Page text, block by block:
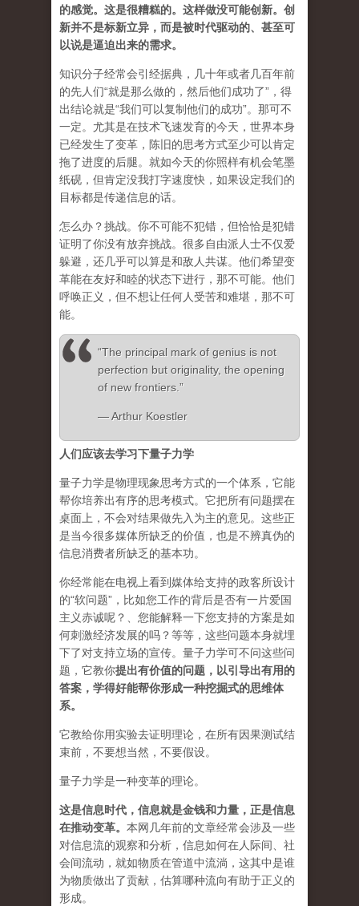
的感觉。这是很糟糕的。这样做没可能创新。创
新并不是标新立异，而是被时代驱动的、甚至可
以说是逼迫出来的需求。
知识分子经常会引经据典，几十年或者几百年前
的先人们“就是那么做的，然后他们成功了”，得
出结论就是“我们可以复制他们的成功”。那可不
一定。尤其是在技术飞速发育的今天，世界本身
已经发生了变革，陈旧的思考方式至少可以肯定
拖了进度的后腿。就如今天的你照样有机会笔墨
纸砚，但肯定没我打字速度快，如果设定我们的
目标都是传递信息的话。
怎么办？挑战。你不可能不犯错，但恰恰是犯错
证明了你没有放弃挑战。很多自由派人士不仅爱
躲避，还几乎可以算是和敌人共谋。他们希望变
革能在友好和睦的状态下进行，那不可能。他们
呼唤正义，但不想让任何人受苦和难堪，那不可
能。
“The principal mark of genius is not
perfection but originality, the opening
of new frontiers.”
― Arthur Koestler
人们应该去学习下量子力学
量子力学是物理现象思考方式的一个体系，它能
帮你培养出有序的思考模式。它把所有问题摆在
桌面上，不会对结果做先入为主的意见。这些正
是当今很多媒体所缺乏的价值，也是不辨真伪的
信息消费者所缺乏的基本功。
你经常能在电视上看到媒体给支持的政客所设计
的“软问题”，比如您工作的背后是否有一片爱国
主义赤诚呢？、您能解释一下您支持的方案是如
何刺激经济发展的吗？等等，这些问题本身就埋
下了对支持立场的宣传。量子力学可不问这些问
题，它教你提出有价值的问题，以引导出有用的
答案，学得好能帮你形成一种挖掘式的思维体
系。
它教给你用实验去证明理论，在所有因果测试结
束前，不要想当然，不要假设。
量子力学是一种变革的理论。
这是信息时代，信息就是金钱和力量，正是信息
在推动变革。 本网几年前的文章经常会涉及一些
对信息流的观察和分析，信息如何在人际间、社
会间流动，就如物质在管道中流淌，这其中是谁
为物质做出了贡献，估算哪种流向有助于正义的
形成。